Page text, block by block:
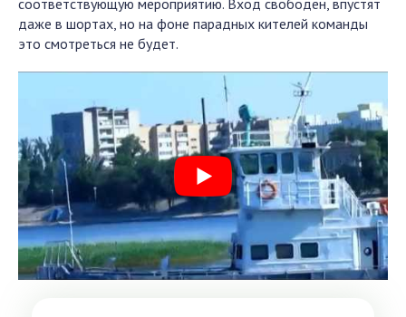
соответствующую мероприятию. Вход свободен, впустят
даже в шортах, но на фоне парадных кителей команды
это смотреться не будет.